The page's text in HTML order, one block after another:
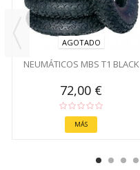
AGOTADO
NEUMÁTICOS MBS T1 BLACK
72,00 €
MÁS